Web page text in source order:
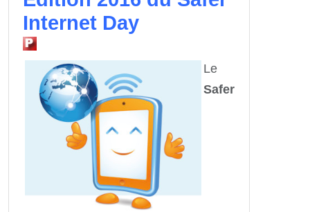
Internet Day
Le
Safer